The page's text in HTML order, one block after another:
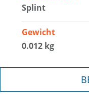
Splint
Gewicht
0.012 kg